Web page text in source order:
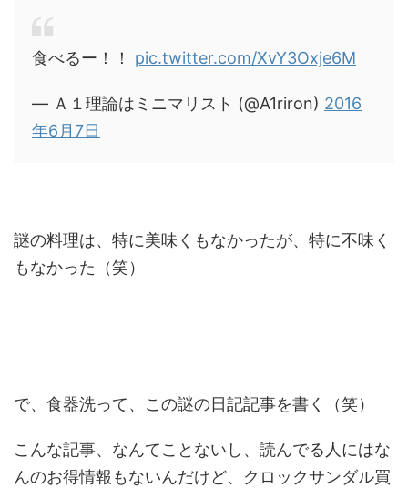
食べるー！！ pic.twitter.com/XvY3Oxje6M
— Ａ１理論はミニマリスト (@A1riron) 2016
年6月7日
謎の料理は、特に美味くもなかったが、特に不味く
もなかった（笑）
で、食器洗って、この謎の日記記事を書く（笑）
こんな記事、なんてことないし、読んでる人にはな
んのお得情報もないんだけど、クロックサンダル買